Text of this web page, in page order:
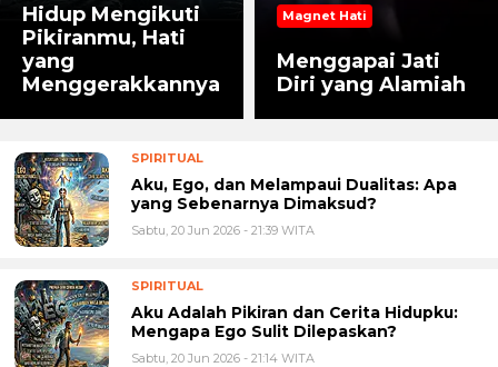
Hidup Mengikuti
Pikiranmu, Hati
yang
Menggerakkannya
Magnet Hati
Menggapai Jati
Diri yang Alamiah
SPIRITUAL
Aku, Ego, dan Melampaui Dualitas: Apa
yang Sebenarnya Dimaksud?
Sabtu, 20 Jun 2026 - 21:39 WITA
SPIRITUAL
Aku Adalah Pikiran dan Cerita Hidupku:
Mengapa Ego Sulit Dilepaskan?
Sabtu, 20 Jun 2026 - 21:14 WITA